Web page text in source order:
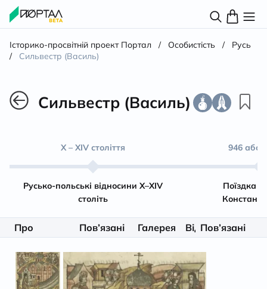
Історико-просвітній проект Портал / Особистість /
Русь
/
Сильвестр (Василь)
Сильвестр (Василь)
Х – XIV століття
Русько-польські відносини Х–XIV
століть
946 або
Поїздка
Про
Пов’язані
Галерея ВідеоПов’язані